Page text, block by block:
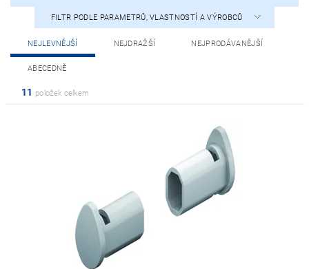
FILTR PODLE PARAMETRŮ, VLASTNOSTÍ A VÝROBCŮ
NEJLEVNĚJŠÍ NEJDRAŽŠÍ NEJPRODÁVANĚJŠÍ
ABECEDNĚ
11 položek celkem